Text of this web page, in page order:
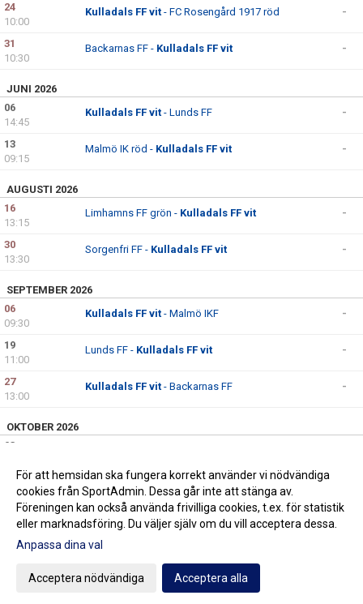
24
10:00
Kulladals FF vit - FC Rosengård 1917 röd -
31
10:30
Backarnas FF - Kulladals FF vit -
JUNI 2026
06
14:45
Kulladals FF vit - Lunds FF -
13
09:15
Malmö IK röd - Kulladals FF vit -
AUGUSTI 2026
16
13:15
Limhamns FF grön - Kulladals FF vit -
30
13:30
Sorgenfri FF - Kulladals FF vit -
SEPTEMBER 2026
06
09:30
Kulladals FF vit - Malmö IKF -
19
11:00
Lunds FF - Kulladals FF vit -
27
13:00
Kulladals FF vit - Backarnas FF -
OKTOBER 2026
03
14:45
Kulladals FF vit- Lunds BOIS blå
Gå till Webbversion
För att hemsidan ska fungera korrekt använder vi nödvändiga
cookies från SportAdmin. Dessa går inte att stänga av.
Föreningen kan också använda frivilliga cookies, t.ex. för statistik
eller marknadsföring. Du väljer själv om du vill acceptera dessa.
Anpassa dina val
Acceptera nödvändiga Acceptera alla